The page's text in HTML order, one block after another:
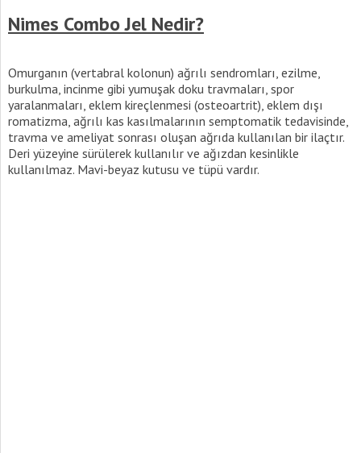
Nimes Combo Jel Nedir?
Omurganın (vertabral kolonun) ağrılı sendromları, ezilme,
burkulma, incinme gibi yumuşak doku travmaları, spor
yaralanmaları, eklem kireçlenmesi (osteoartrit), eklem dışı
romatizma, ağrılı kas kasılmalarının semptomatik tedavisinde,
travma ve ameliyat sonrası oluşan ağrıda kullanılan bir ilaçtır.
Deri yüzeyine sürülerek kullanılır ve ağızdan kesinlikle
kullanılmaz. Mavi-beyaz kutusu ve tüpü vardır.